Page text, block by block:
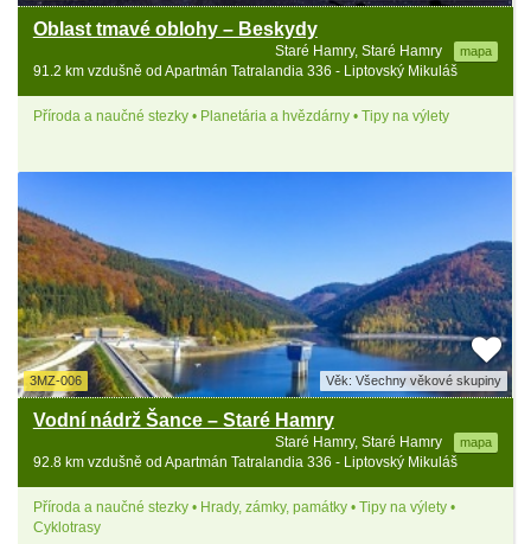
Oblast tmavé oblohy – Beskydy
Staré Hamry, Staré Hamry mapa
91.2 km vzdušně od Apartmán Tatralandia 336 - Liptovský Mikuláš
Příroda a naučné stezky • Planetária a hvězdárny • Tipy na výlety
3MZ-006 Věk: Všechny věkové skupiny
Vodní nádrž Šance – Staré Hamry
Staré Hamry, Staré Hamry mapa
92.8 km vzdušně od Apartmán Tatralandia 336 - Liptovský Mikuláš
Příroda a naučné stezky • Hrady, zámky, památky • Tipy na výlety •
Cyklotrasy